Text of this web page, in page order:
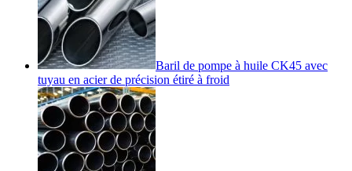
Baril de pompe à huile CK45 avec
tuyau en acier de précision étiré à froid